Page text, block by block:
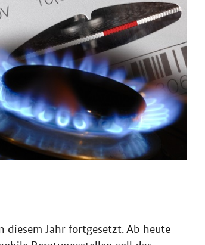
diesem Jahr fortgesetzt. Ab heute